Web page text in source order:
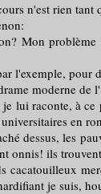
n'est rien
problème ce
pour
moderne de
raconte, à ce
dessus, les
onnis! ils
cacatouilleux
je suis,